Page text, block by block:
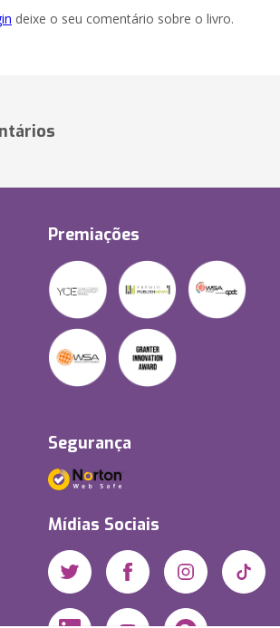
deixe o seu comentário sobre o livro.
Premiações
Segurança
Mídias Sociais